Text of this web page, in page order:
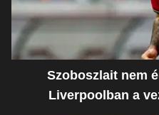
Szoboszlait nem
Liverpoolban a